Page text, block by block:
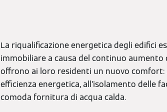
La riqualificazione energetica degli edifici
immobiliare a causa del continuo
offrono ai loro residenti un nuovo comfort:
efficienza energetica, all’isolamento delle
comoda fornitura di acqua calda.